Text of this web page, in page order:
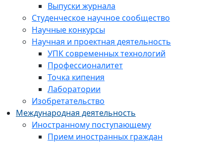
Выпуски журнала
Студенческое научное сообщество
Научные конкурсы
Научная и проектная деятельность
УПК современных технологий
Профессионалитет
Точка кипения
Лаборатории
Изобретательство
Международная деятельность
Иностранному поступающему
Прием иностранных граждан